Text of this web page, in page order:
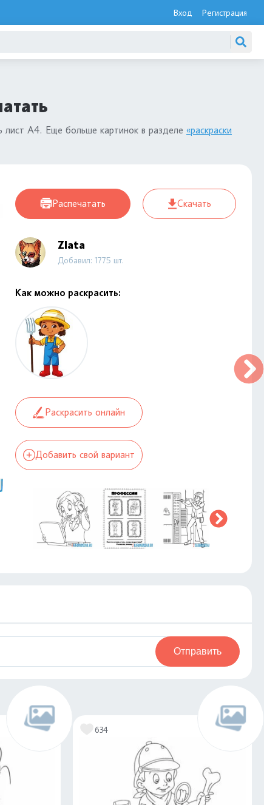
Вход Регистрация
лист А4. Еще больше картинок в разделе «раскраски
Распечатать Скачать
Zlata
Добавил: 1775 шт.
Как можно раскрасить:
Раскрасить онлайн
Добавить свой вариант
Отправить
634